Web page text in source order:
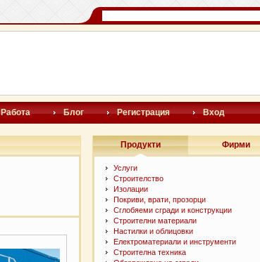
Работа Блог Регистрация Вход
Продукти Фирми
Услуги
Строителство
Изолации
Покриви, врати, прозорци
Сглобяеми сгради и конструкции
Строителни материали
Настилки и облицовки
Електроматериали и инструменти
Строителна техника